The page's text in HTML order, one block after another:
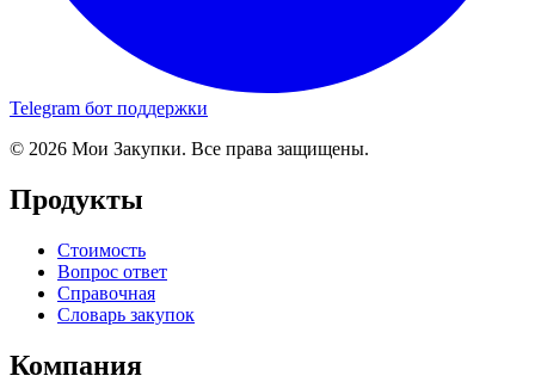
Telegram бот поддержки
© 2026 Мои Закупки. Все права защищены.
Продукты
Стоимость
Вопрос ответ
Справочная
Словарь закупок
Компания